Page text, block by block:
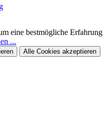
eine bestmögliche Erfahrung
...
Alle Cookies akzeptieren